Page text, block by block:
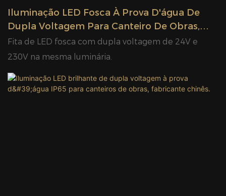
Iluminação LED Fosca À Prova D'água De
Dupla Voltagem Para Canteiro De Obras,
Fabricada Na China.
Fita de LED fosca com dupla voltagem de 24V e
230V na mesma luminária.